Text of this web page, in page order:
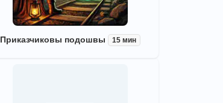
Приказчиковы подошвы 15 мин